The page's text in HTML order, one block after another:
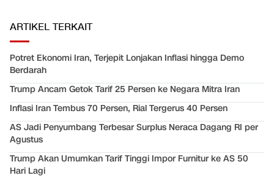
ARTIKEL TERKAIT
Potret Ekonomi Iran, Terjepit Lonjakan Inflasi hingga Demo
Berdarah
Trump Ancam Getok Tarif 25 Persen ke Negara Mitra Iran
Inflasi Iran Tembus 70 Persen, Rial Tergerus 40 Persen
AS Jadi Penyumbang Terbesar Surplus Neraca Dagang RI per
Agustus
Trump Akan Umumkan Tarif Tinggi Impor Furnitur ke AS 50
Hari Lagi